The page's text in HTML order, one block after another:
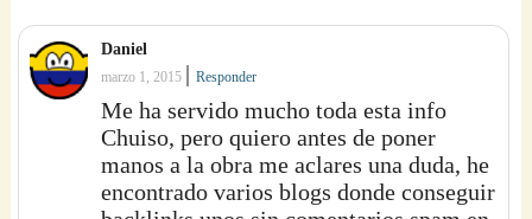
Daniel
marzo 1, 2015 |Responder
Me ha servido mucho toda esta info
Chuiso, pero quiero antes de poner
manos a la obra me aclares una duda, he
encontrado varios blogs donde conseguir